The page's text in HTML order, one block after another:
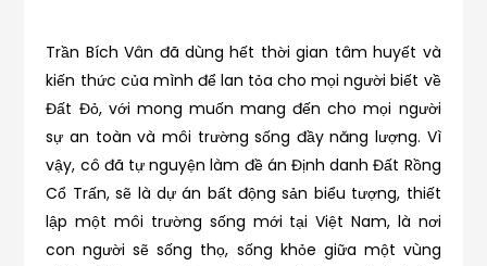
Trần Bích Vân đã dùng hết thời gian tâm huyết và
kiến thức của mình để lan tỏa cho mọi người biết về
Đất Đỏ, với mong muốn mang đến cho mọi người
sự an toàn và môi trường sống đầy năng lượng. Vì
vậy, cô đã tự nguyện làm đề án Định danh Đất Rồng
Cổ Trấn, sẽ là dự án bất động sản biểu tượng, thiết
lập một môi trường sống mới tại Việt Nam, là nơi
con người sẽ sống thọ, sống khỏe giữa một vùng